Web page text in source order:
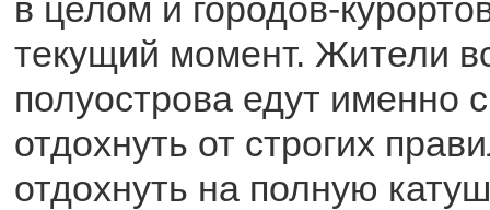
в целом и городов-
текущий момент. Жители
полуострова едут именно
отдохнуть от строгих
отдохнуть на полную